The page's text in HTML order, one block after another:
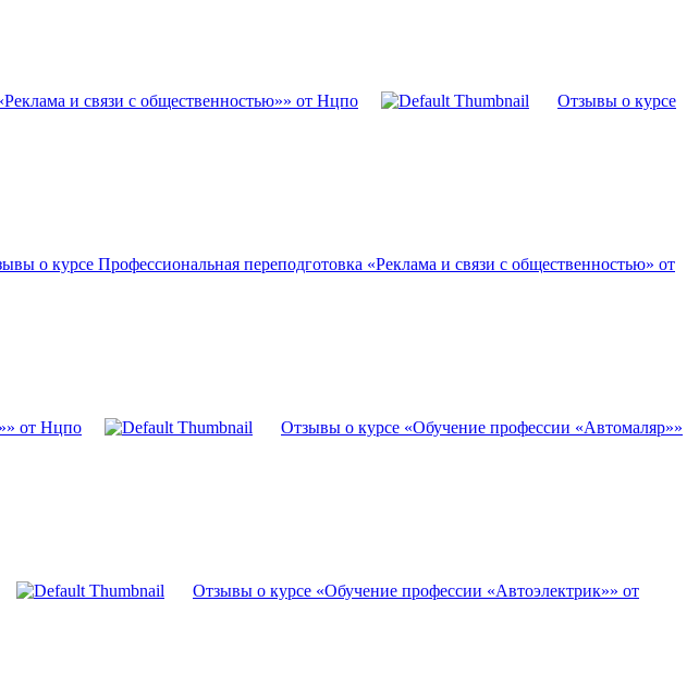
и связи с общественностью»» от Нцпо Отзывы о курсе
о курсе Профессиональная переподготовка «Реклама и связи с общественностью» от
от Нцпо Отзывы о курсе «Обучение профессии «Автомаляр»»
Отзывы о курсе «Обучение профессии «Автоэлектрик»» от